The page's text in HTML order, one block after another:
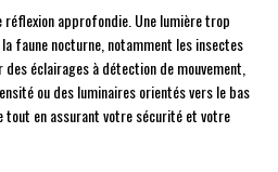
approfondie. Une lumière trop
faune nocturne, notamment les insectes
éclairages à détection de mouvement,
ou des luminaires orientés vers le bas
tout en assurant votre sécurité et votre